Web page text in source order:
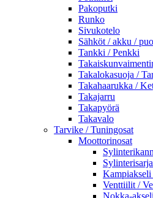
Pakoputki
Runko
Sivukotelo
Sähköt / akku /
Tankki / Penkki
Takalokasuoja /
Takahaarukka /
Takajarru
Takapyörä
Takavalo
Tarvike / Tuningosat
Moottorinosat
Kampiakseli
Venttiilit /
Nokka-